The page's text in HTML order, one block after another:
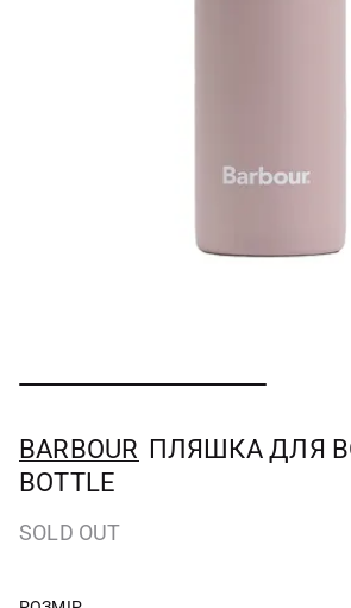
BARBOUR ПЛЯШКА ДЛЯ
BOTTLE
SOLD OUT